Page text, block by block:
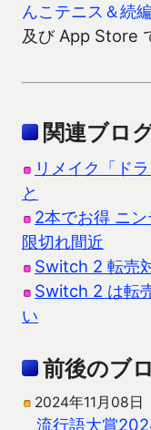
んこテニス＆続編
及び App Store
関連ブロ
リメイク「ド
と
2本でお得 ニ
限切れ間近
Switch 2 転売
Switch 2 は転
い
前後のブ
2024年11月08日
流行語大賞